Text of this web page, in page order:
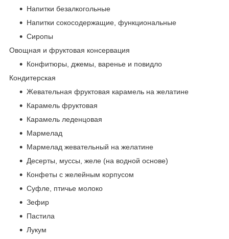
Напитки безалкогольные
Напитки сокосодержащие, функциональные
Сиропы
Овощная и фруктовая консервация
Конфитюры, джемы, варенье и повидло
Кондитерская
Жевательная фруктовая карамель на желатине
Карамель фруктовая
Карамель леденцовая
Мармелад
Мармелад жевательный на желатине
Десерты, муссы, желе (на водной основе)
Конфеты с желейным корпусом
Суфле, птичье молоко
Зефир
Пастила
Лукум